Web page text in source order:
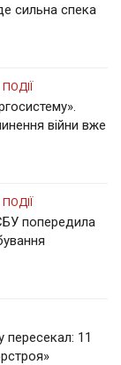
сильна спека
ПОДІЇ
війни вже
ПОДІЇ
попередила
пересекал: 11